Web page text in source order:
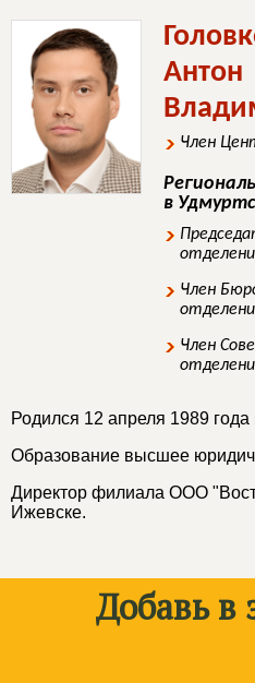
Антон
Член
в
Член
Член
Родился 12 апреля 1989 года
Образование высшее
Директор филиала ООО
Ижевске.
Добавь в